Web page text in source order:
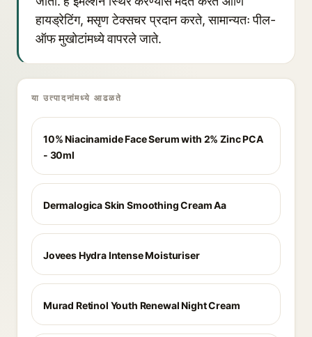
हायड्रेटिंग, मसृण टेक्सचर प्रदान करते, सामान्यतः पील-
ऑफ मुखोटांमध्ये वापरले जाते.
या उत्पादनांमध्ये आढळते
10% Niacinamide Face Serum with 2% Zinc PCA
- 30ml
Dermalogica Skin Smoothing Cream Aa
Jovees Hydra Intense Moisturiser
Murad Retinol Youth Renewal Night Cream